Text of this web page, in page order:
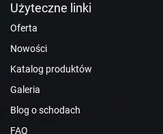
Użyteczne linki
Oferta
Nowości
Katalog produktów
Galeria
Blog o schodach
FAQ